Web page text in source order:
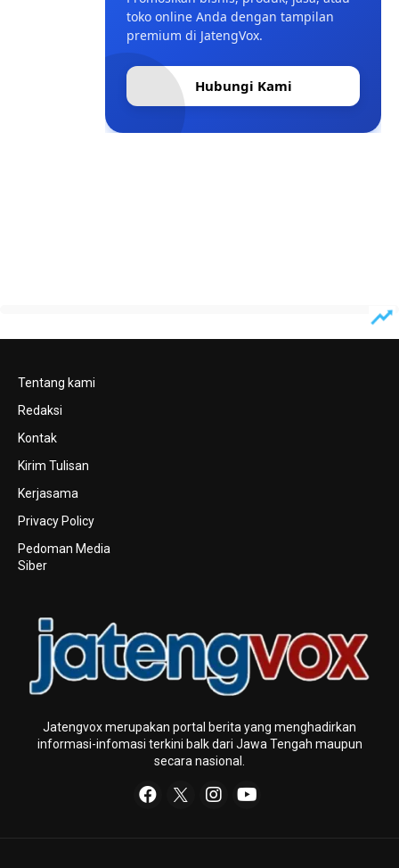
toko online Anda dengan tampilan
premium di JatengVox.
Hubungi Kami
Tentang kami
Redaksi
Kontak
Kirim Tulisan
Kerjasama
Privacy Policy
Pedoman Media
Siber
Jatengvox merupakan portal berita yang menghadirkan
informasi-infomasi terkini baIk dari Jawa Tengah maupun
secara nasional.